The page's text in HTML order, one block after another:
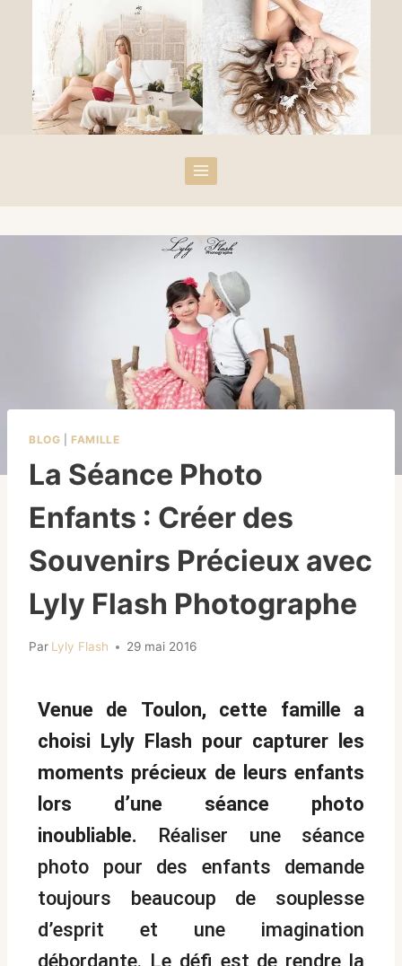
BLOG |FAMILLE
La Séance Photo
Enfants : Créer des
Souvenirs Précieux avec
Lyly Flash Photographe
Par Lyly Flash 29 mai 2016
Venue de Toulon, cette famille a
choisi Lyly Flash pour capturer les
moments précieux de leurs enfants
lors d’une séance photo
inoubliable. Réaliser une séance
photo pour des enfants demande
toujours beaucoup de souplesse
d’esprit et une imagination
débordante. Le défi est de rendre la